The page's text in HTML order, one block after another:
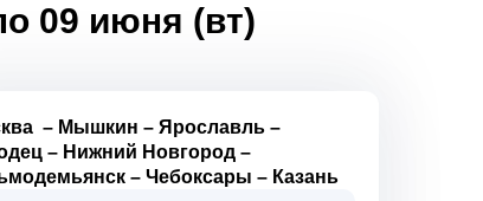
09 июня (вт)
– Мышкин –Ярославль –
– Нижний Новгород –
–Чебоксары – Казань